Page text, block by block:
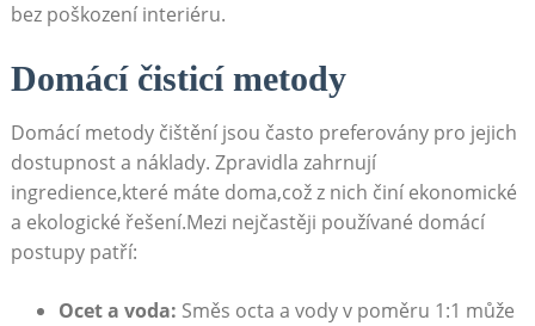
bez poškození interiéru.
Domácí čisticí metody
Domácí metody čištění jsou často preferovány pro jejich
dostupnost a náklady. Zpravidla zahrnují
ingredience,které máte doma,což z nich činí ekonomické
a ekologické řešení.Mezi nejčastěji používané domácí
postupy patří:
Ocet a voda: Směs octa a vody v poměru 1:1 může